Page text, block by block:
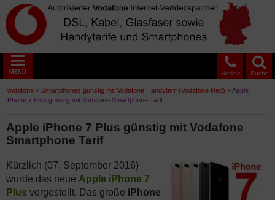
Suche
Hotline
MENÜ
Vodafone » Smartphones günstig mit Vodafone Handytarif (Vodafone Red) »Apple
iPhone 7 Plus günstig mit Vodafone Smartphone Tarif
Apple iPhone 7 Plus günstig mit Vodafone
Smartphone Tarif
Kürzlich (07. September 2016)
wurde das neue Apple iPhone 7
Plus vorgestellt. Das große iPhone